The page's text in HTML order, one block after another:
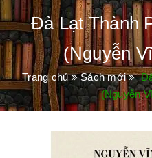
Đà Lạt Thành
(Nguyễn
Trang chủ Sách mới
Đà
(Nguyễn